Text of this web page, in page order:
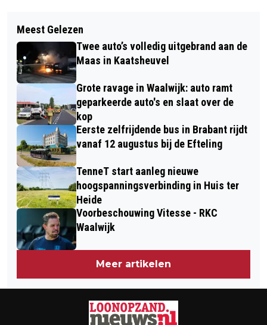
EFTELING WONDERLAND KRIJGT
VOLAUTOMATISCHE KINDEROPVANG
JOHAN VAN DE WIEL EN JOS
MONSIEURS KONINKLIJKE
ONDERSCHEIDEN
Meest Gelezen
Twee auto’s volledig uitgebrand aan de
Maas in Kaatsheuvel
Grote ravage in Waalwijk: auto ramt
geparkeerde auto's en slaat over de
kop
Eerste zelfrijdende bus in Brabant rijdt
vanaf 12 augustus bij de Efteling
TenneT start aanleg nieuwe
hoogspanningsverbinding in Huis ter
Heide
Voorbeschouwing Vitesse - RKC
Waalwijk
Meer artikelen